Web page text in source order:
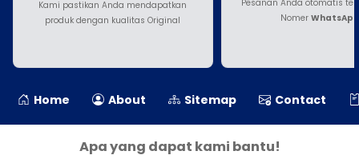
Kami pastikan Anda mendapatkan
produk dengan kualitas Original
Pesanan Anda otomatis
Nomer
Home About Sitemap Contact
Apa yang dapat kami bantu!